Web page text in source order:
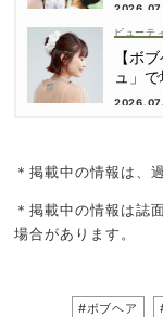
ビューテ
【ボ
ュ」
＊掲載中の情報は、
＊掲載中の情報は誌
場合があります。
#ボブヘア